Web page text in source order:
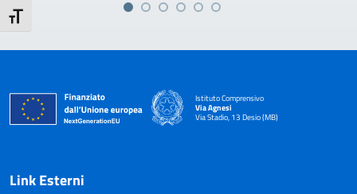
Attiva/disattiva dimensione testo
Istituto Comprensivo
Via Agnesi
Via Stadio, 13 Desio (MB)
— Visita la pagina iniziale della scuola
Link Esterni